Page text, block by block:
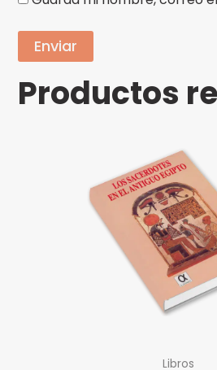
Productos
Libros